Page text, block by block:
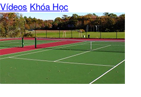
Vídeos Khóa Học